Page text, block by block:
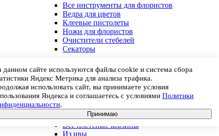
Все инструменты для флористов
Ведра для цветов
Клеевые пистолеты
Ножи для флористов
Очистители стебелей
Секаторы
Плетеные корзины
Плетеные корзины
Все плетеные корзины
Из ивы
данном сайте используются файлы cookie и система сбора
Яндекс Метрика для анализа трафика.
использовать сайт, вы принимаете условия
Яндекса и соглашаетесь с условиями Политики
.
Принимаю